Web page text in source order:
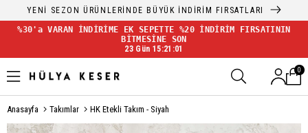
YENİ SEZON ÜRÜNLERİNDE BÜYÜK İNDİRİM FIRSATLARI
%30'a VARAN İNDİRİME EK SEPETTE %20 İNDİRİM FIRSATININ
BİTMESİNE SON
23 Gün 15:21:01
0
Anasayfa Takımlar HK Etekli Takım - Siyah